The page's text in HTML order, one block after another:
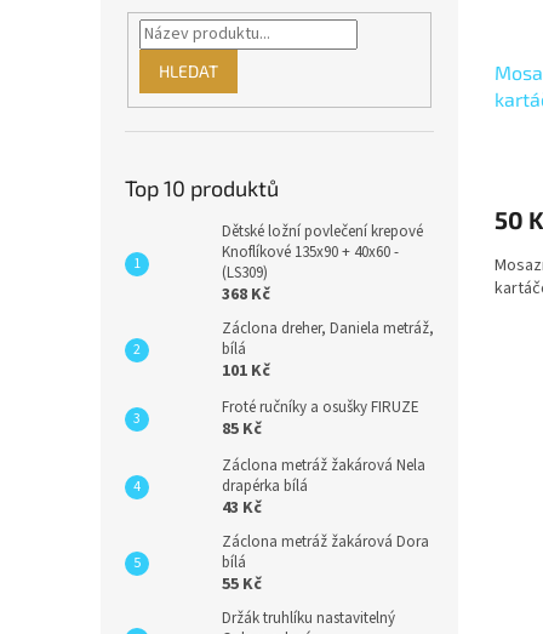
HLEDAT
Top 10 produktů
Dětské ložní povlečení krepové
Knoflíkové 135x90 + 40x60 -
(LS309)
368 Kč
Záclona dreher, Daniela metráž,
bílá
101 Kč
Froté ručníky a osušky FIRUZE
85 Kč
Záclona metráž žakárová Nela
drapérka bílá
43 Kč
Záclona metráž žakárová Dora
bílá
55 Kč
Držák truhlíku nastavitelný
50